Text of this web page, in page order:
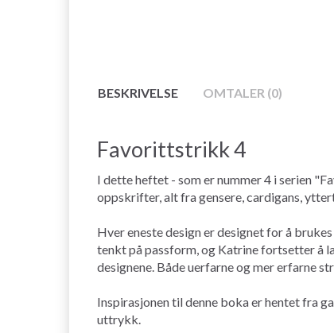
BESKRIVELSE OMTALER (0)
Favorittstrikk 4
I dette heftet - som er nummer 4 i serien
oppskrifter, alt fra gensere, cardigans,
Hver eneste design er designet for å
tenkt på passform, og Katrine fortsetter å
designene. Både uerfarne og mer erfarne
Inspirasjonen til denne boka er hentet fra
uttrykk.